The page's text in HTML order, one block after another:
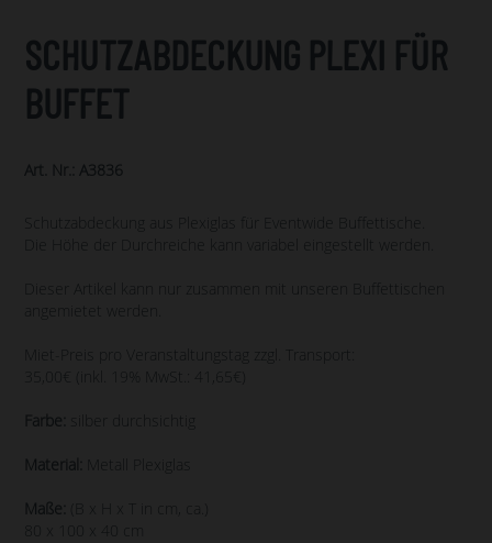
SCHUTZABDECKUNG PLEXI FÜR
BUFFET
Art. Nr.: A3836
Schutzabdeckung aus Plexiglas für Eventwide Buffettische.
Die Höhe der Durchreiche kann variabel eingestellt werden.
Dieser Artikel kann nur zusammen mit unseren Buffettischen
angemietet werden.
Miet-Preis pro Veranstaltungstag zzgl. Transport:
35,00€ (inkl. 19% MwSt.: 41,65€)
Farbe: silber durchsichtig
Material: Metall Plexiglas
Maße:
(B x H x T in cm, ca.)